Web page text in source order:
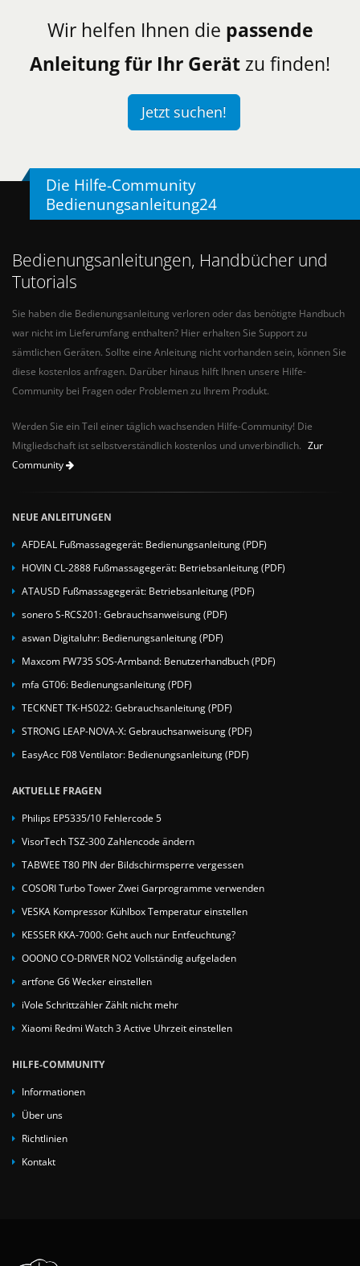
Wir helfen Ihnen die passende
Anleitung für Ihr Gerät zu finden!
Jetzt suchen!
Die Hilfe-Community
Bedienungsanleitung24
Bedienungsanleitungen, Handbücher und
Tutorials
Sie haben die Bedienungsanleitung verloren oder das benötigte Handbuch
war nicht im Lieferumfang enthalten? Hier erhalten Sie Support zu
sämtlichen Geräten. Sollte eine Anleitung nicht vorhanden sein, können Sie
diese kostenlos anfragen. Darüber hinaus hilft Ihnen unsere Hilfe-
Community bei Fragen oder Problemen zu Ihrem Produkt.
Werden Sie ein Teil einer täglich wachsenden Hilfe-Community! Die
Mitgliedschaft ist selbstverständlich kostenlos und unverbindlich. Zur
Community
NEUE ANLEITUNGEN
AFDEAL Fußmassagegerät: Bedienungsanleitung (PDF)
HOVIN CL-2888 Fußmassagegerät: Betriebsanleitung (PDF)
ATAUSD Fußmassagegerät: Betriebsanleitung (PDF)
sonero S-RCS201: Gebrauchsanweisung (PDF)
aswan Digitaluhr: Bedienungsanleitung (PDF)
Maxcom FW735 SOS-Armband: Benutzerhandbuch (PDF)
mfa GT06: Bedienungsanleitung (PDF)
TECKNET TK-HS022: Gebrauchsanleitung (PDF)
STRONG LEAP-NOVA-X: Gebrauchsanweisung (PDF)
EasyAcc F08 Ventilator: Bedienungsanleitung (PDF)
AKTUELLE FRAGEN
Philips EP5335/10 Fehlercode 5
VisorTech TSZ-300 Zahlencode ändern
TABWEE T80 PIN der Bildschirmsperre vergessen
COSORI Turbo Tower Zwei Garprogramme verwenden
VESKA Kompressor Kühlbox Temperatur einstellen
KESSER KKA-7000: Geht auch nur Entfeuchtung?
OOONO CO-DRIVER NO2 Vollständig aufgeladen
artfone G6 Wecker einstellen
iVole Schrittzähler Zählt nicht mehr
Xiaomi Redmi Watch 3 Active Uhrzeit einstellen
HILFE-COMMUNITY
Informationen
Über uns
Richtlinien
Kontakt